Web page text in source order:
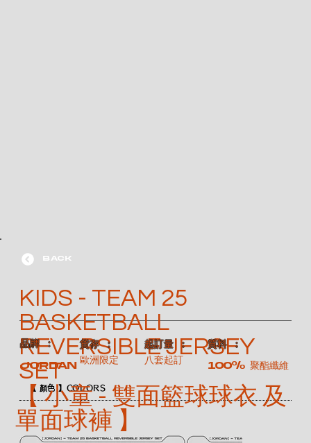
【 顏色 】COLORS
BACK
KIDS - TEAM 25
BASKETBALL
REVERSIBLE JERSEY
SET
【 小童 - 雙面籃球球衣 及
單面球褲 】
​品牌 ：
JORDAN
​貨存 ：
歐洲限定
​起訂量 ：
八套起訂
​質料 ：
100% 聚酯纖維